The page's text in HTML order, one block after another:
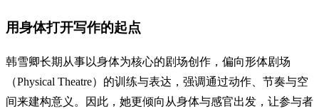
用身体打开写作的起点
韩雪卿长期从事以身体为核心的剧场创作，偏向形体剧场
（Physical Theatre）的训练与表达，强调通过动作、节奏与空
间来建构意义。因此，她更倾向从身体与感官出发，让参与者